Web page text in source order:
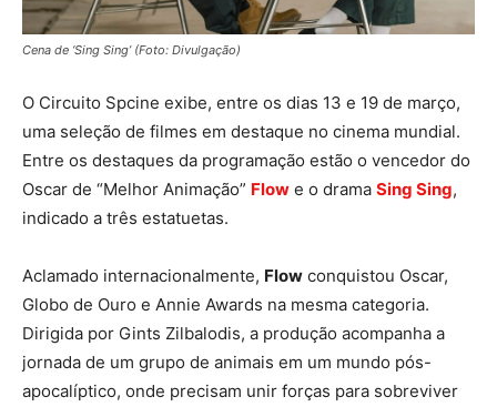
Cena de ‘Sing Sing’ (Foto: Divulgação)
O Circuito Spcine exibe, entre os dias 13 e 19 de março,
uma seleção de filmes em destaque no cinema mundial.
Entre os destaques da programação estão o vencedor do
Oscar de “Melhor Animação” Flow e o drama Sing Sing,
indicado a três estatuetas.
Aclamado internacionalmente, Flow conquistou Oscar,
Globo de Ouro e Annie Awards na mesma categoria.
Dirigida por Gints Zilbalodis, a produção acompanha a
jornada de um grupo de animais em um mundo pós-
apocalíptico, onde precisam unir forças para sobreviver